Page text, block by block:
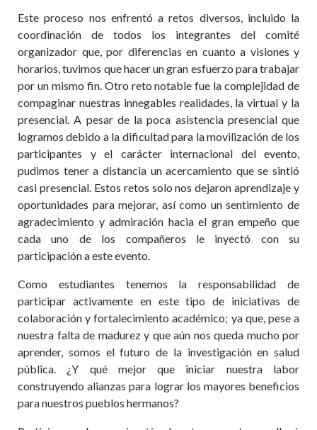
Este proceso nos enfrentó a retos diversos, incluido la
coordinación de todos los integrantes del comité
organizador que, por diferencias en cuanto a visiones y
horarios, tuvimos que hacer un gran esfuerzo para trabajar
por un mismo fin. Otro reto notable fue la complejidad de
compaginar nuestras innegables realidades, la virtual y la
presencial. A pesar de la poca asistencia presencial que
logramos debido a la dificultad para la movilización de los
participantes y el carácter internacional del evento,
pudimos tener a distancia un acercamiento que se sintió
casi presencial. Estos retos solo nos dejaron aprendizaje y
oportunidades para mejorar, así como un sentimiento de
agradecimiento y admiración hacia el gran empeño que
cada uno de los compañeros le inyectó con su
participación a este evento.
Como estudiantes tenemos la responsabilidad de
participar activamente en este tipo de iniciativas de
colaboración y fortalecimiento académico; ya que, pese a
nuestra falta de madurez y que aún nos queda mucho por
aprender, somos el futuro de la investigación en salud
pública. ¿Y qué mejor que iniciar nuestra labor
construyendo alianzas para lograr los mayores beneficios
para nuestros pueblos hermanos?